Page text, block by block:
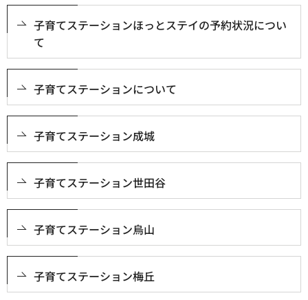
子育てステーションほっとステイの予約状況につい
て
子育てステーションについて
子育てステーション成城
子育てステーション世田谷
子育てステーション烏山
子育てステーション梅丘